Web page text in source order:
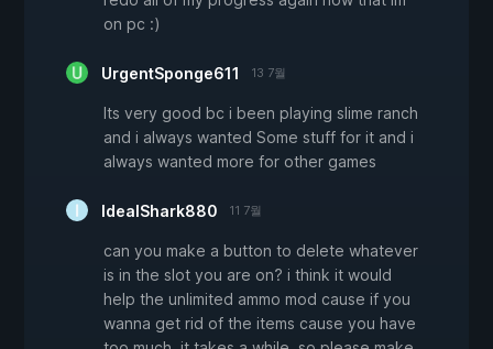
on pc :)
UrgentSponge611 13 7월
Its very good bc i been playing slime ranch
and i always wanted Some stuff for it and i
always wanted more for other games
IdealShark880 11 7월
can you make a button to delete whatever
is in the slot you are on? i think it would
help the unlimited ammo mod cause if you
wanna get rid of the items cause you have